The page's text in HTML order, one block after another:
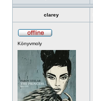
clarey
Könyvmoly